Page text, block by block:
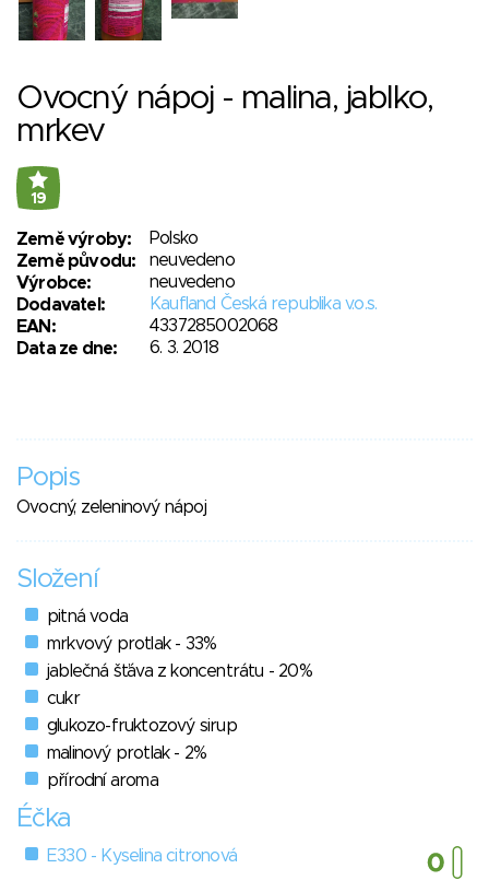
Ovocný nápoj - malina, jablko,
mrkev
19
Země výroby:
Polsko
Země původu:
neuvedeno
Výrobce:
neuvedeno
Dodavatel:
Kaufland Česká republika v.o.s.
EAN:
4337285002068
Data ze dne:
6. 3. 2018
Popis
Ovocný, zeleninový nápoj
Složení
pitná voda
mrkvový protlak - 33%
jablečná šťáva z koncentrátu - 20%
cukr
glukozo-fruktozový sirup
malinový protlak - 2%
přírodní aroma
Éčka
E330 - Kyselina citronová